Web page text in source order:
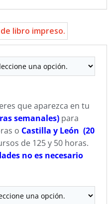
libro impreso.
que aparezca en tu
semanales) para
o Castilla y León (20
de 125 y 50 horas.
no es necesario